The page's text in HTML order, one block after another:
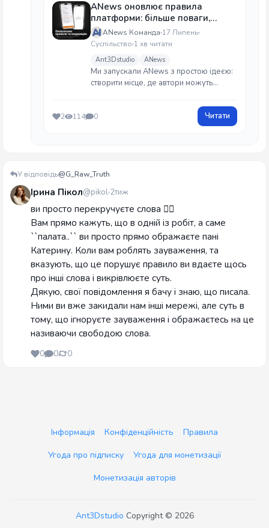
ANews оновлює правила
платформи: більше поваги,
менше простору для зловживань
ANews Команда 17 Липень
Суспільство 1 хв читати
Ant3Dstudio ANews
Ми запускали ANews з простою ідеєю:
створити місце, де автори можуть
підтримувати одне одного. Місце, де
голос кожного автора має цінність, а
спільнота росте на довірі, а не на
2 114 0 Читати
У відповідь@G_Raw_Truth
Ірина Пікол@pikol 2тиж
ви просто перекручуєте слова 💁‍♀️
Вам прямо кажуть, що в одній із робіт, а саме
``палата..`` ви просто прямо ображаєте пані
Катерину. Коли вам роблять зауваження, та
вказують, що це порушує правило ви вдаєте щось
про інші слова і викрівлюєте суть.
Дякую, свої повідомлення я бачу і знаю, що писала.
Ними ви вже закидали нам інші мережі, але суть в
тому, що ігноруєте зауваження і ображаєтесь на це
називаючи свободою слова.
0 0 0
Інформація Конфіденційність
Правила
Угода про підписку
Угода для монетизації
Монетизація авторів
Ant3Dstudio Copyright © 2026